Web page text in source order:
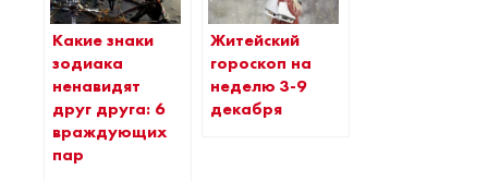
Какие знаки
зодиака
ненавидят
друг друга: 6
враждующих
пар
Житейский
гороскоп на
неделю 3-9
декабря